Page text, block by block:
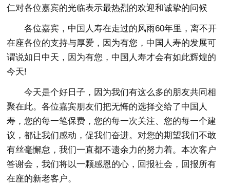
仁对各位嘉宾的光临表示最热烈的欢迎和诚挚的问候
各位嘉宾，中国人寿在走过的风雨60年里，离不开
在座各位的支持与厚爱，因为有您，中国人寿的发展可
谓说如日中天，因为有您，中国人寿才会有如此辉煌的
今天!
今天是个好日子，因为我们有这么多的朋友共同相
聚在此。各位嘉宾朋友们把无悔的选择交给了中国人
寿，您的每一笔保费，您的每一次关注、您的每一个建
议，都让我们感动，促我们奋进。对您的期望我们不敢
有丝毫懈怠，我们一直都不遗余力的努力着。本次客户
答谢会，我们将以一颗感恩的心，回报社会，回报所有
在座的新老客户。